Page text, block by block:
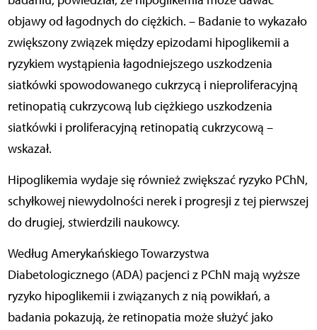
objawy od łagodnych do ciężkich. – Badanie to wykazało
zwiększony związek między epizodami hipoglikemii a
ryzykiem wystąpienia łagodniejszego uszkodzenia
siatkówki spowodowanego cukrzycą i nieproliferacyjną
retinopatią cukrzycową lub ciężkiego uszkodzenia
siatkówki i proliferacyjną retinopatią cukrzycową –
wskazał.
Hipoglikemia wydaje się również zwiększać ryzyko PChN,
schyłkowej niewydolności nerek i progresji z tej pierwszej
do drugiej, stwierdzili naukowcy.
Według Amerykańskiego Towarzystwa
Diabetologicznego (ADA) pacjenci z PChN mają wyższe
ryzyko hipoglikemii i związanych z nią powikłań, a
badania pokazują, że retinopatia może służyć jako